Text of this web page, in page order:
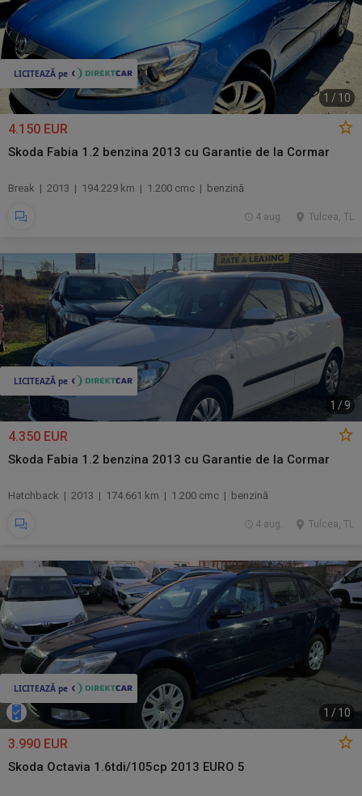
1 / 10
4.150 EUR
Skoda Fabia 1.2 benzina 2013 cu Garantie de la Cormar
Break | 2013 | 194.229 km | 1.200 cmc | benzină
Tulcea, TL
4 aug.
1 /9
4.350 EUR
Skoda Fabia 1.2 benzina 2013 cu Garantie de la Cormar
Hatchback | 2013 | 174.661 km | 1.200 cmc | benzină
Tulcea, TL
4 aug.
1 / 10
3.990 EUR
Skoda Octavia 1.6tdi/105cp 2013 EURO 5